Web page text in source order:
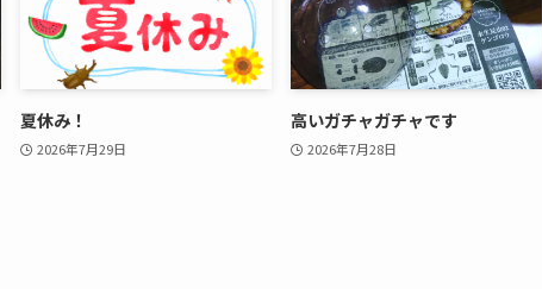
夏休み！
2026年7月29日
高いガチャガチャです
2026年7月28日